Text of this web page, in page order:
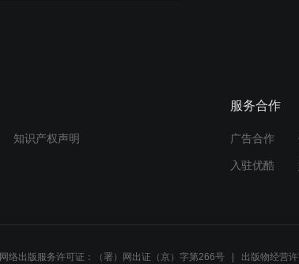
知识产权声明
服务合作
广告合作
入驻优酷
网络出版服务许可证：（署）网出证（京）字第266号 出版物经营